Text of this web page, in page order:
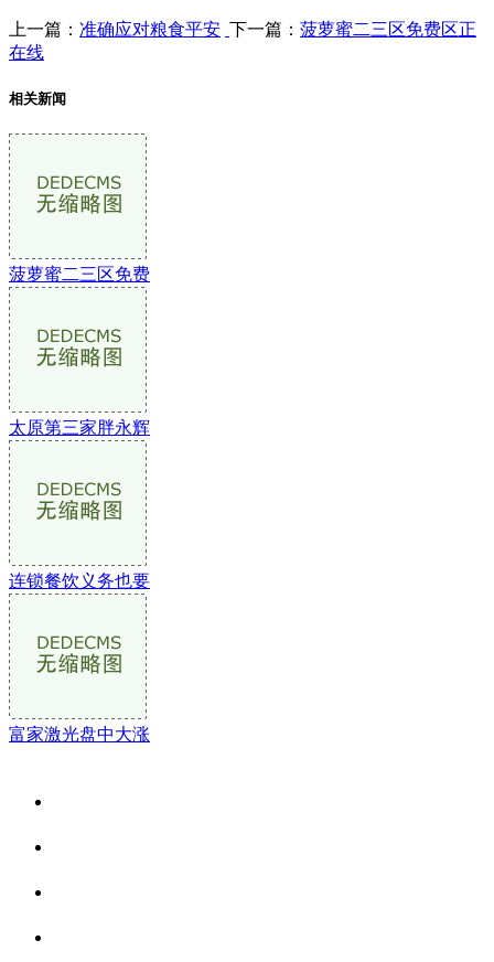
上一篇： 准确应对粮食平安 下一篇： 菠萝蜜二三区免费区正
在线
相关新闻
菠萝蜜二三区免费
太原第三家胖永辉
连锁餐饮义务也要
富家激光盘中大涨